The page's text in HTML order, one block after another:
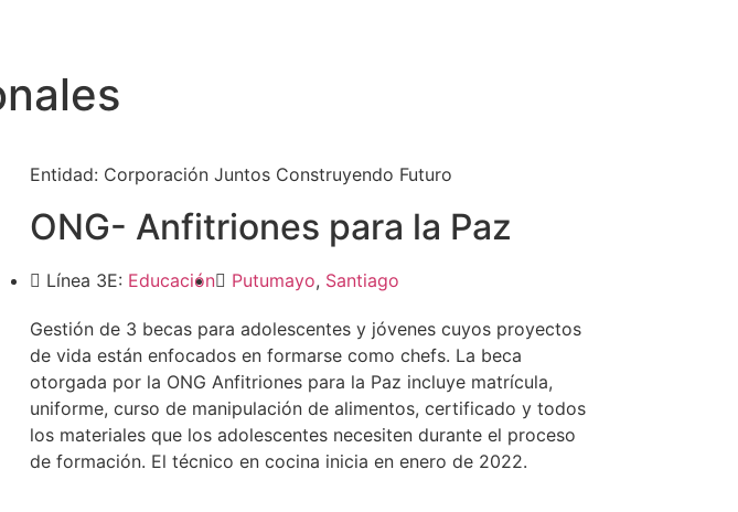
Entidad: Corporación Juntos Construyendo Futuro
ONG- Anfitriones para la Paz
Línea 3E: Educación Putumayo, Santiago
Gestión de 3 becas para adolescentes y jóvenes cuyos proyectos
de vida están enfocados en formarse como chefs. La beca
otorgada por la ONG Anfitriones para la Paz incluye matrícula,
uniforme, curso de manipulación de alimentos, certificado y todos
los materiales que los adolescentes necesiten durante el proceso
de formación. El técnico en cocina inicia en enero de 2022.